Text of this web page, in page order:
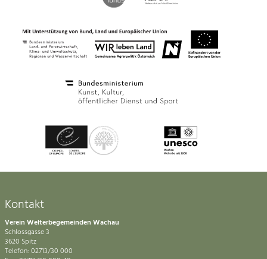
Kontakt
Verein Welterbegemeinden Wachau
Schlossgasse 3
3620 Spitz
Telefon: 02713/30 000